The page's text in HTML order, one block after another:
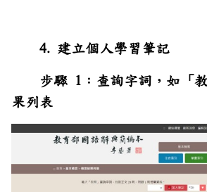
4. 建立個人學習筆記
步驟 1：查詢字詞，如「
果列表